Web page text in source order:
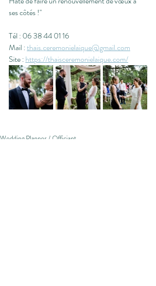
ses côtés !"
Tél : 06 38 44 01 16
Mail : thais.ceremonielaique@gmail.com
Site : https://thaisceremonielaique.com/
Wedding Planner / Officiant